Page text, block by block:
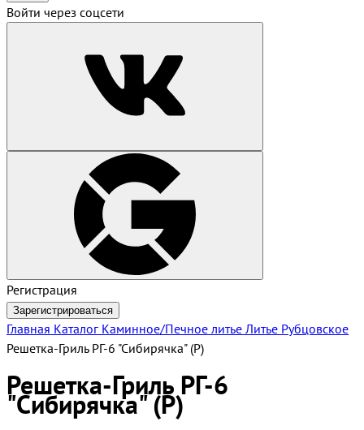
Войти через соцсети
Регистрация
Зарегистрироваться
Главная Каталог Каминное/Печное литье Литье Рубцовское
Решетка-Гриль РГ-6 "Сибирячка" (Р)
Решетка-Гриль РГ-6
"Сибирячка" (Р)